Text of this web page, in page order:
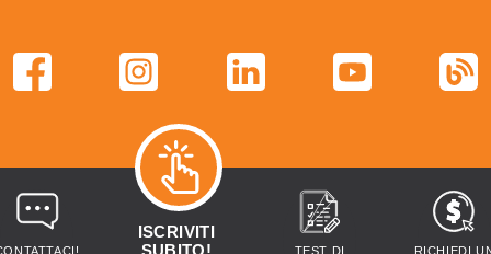
RICHIEDI
TEST DI
ISCRIVITI
SUBITO!